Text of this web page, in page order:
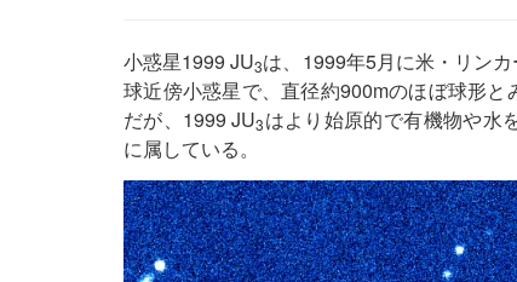
小惑星1999 JU3は、1999年5月に米・リン
球近傍小惑星で、直径約900mのほぼ球形
だが、1999 JU3はより始原的で有機物や水
に属している。